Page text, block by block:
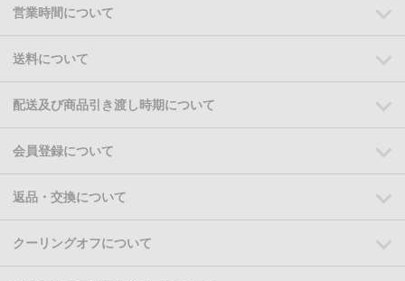
営業時間について
送料について
配送及び商品引き渡し時期について
会員登録について
返品・交換について
クーリングオフについて